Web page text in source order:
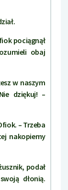
pociągnął
obaj
w naszym
dziękuj! –
– Trzeba
nakopiemy
podał
dłonią.